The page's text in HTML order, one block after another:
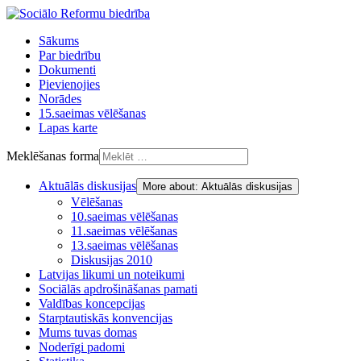
Sākums
Par biedrību
Dokumenti
Pievienojies
Norādes
15.saeimas vēlēšanas
Lapas karte
Meklēšanas forma
Aktuālās diskusijas More about: Aktuālās diskusijas
Vēlēšanas
10.saeimas vēlēšanas
11.saeimas vēlēšanas
13.saeimas vēlēšanas
Diskusijas 2010
Latvijas likumi un noteikumi
Sociālās apdrošināšanas pamati
Valdības koncepcijas
Starptautiskās konvencijas
Mums tuvas domas
Noderīgi padomi